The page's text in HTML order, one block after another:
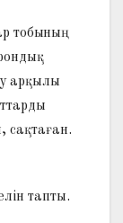
тобының
арқылы
сақтаған.
тапты.